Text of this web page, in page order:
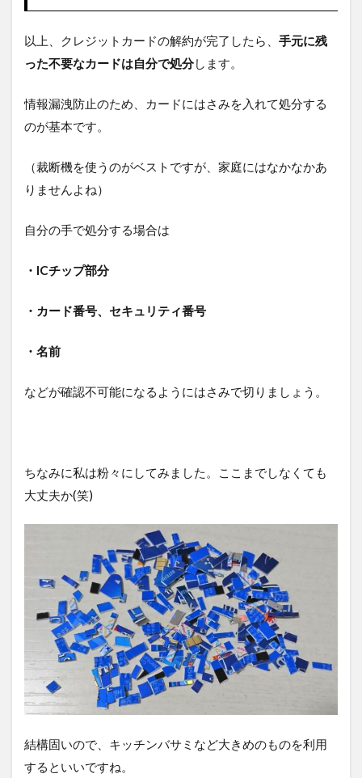
以上、クレジットカードの解約が完了したら、 手元に残
った不要なカードは自分で処分します。
情報漏洩防止のため、カードにはさみを入れて処分する
のが基本です。
（裁断機を使うのがベストですが、家庭にはなかなかあ
りませんよね）
自分の手で処分する場合は
・ICチップ部分
・カード番号、セキュリティ番号
・名前
などが確認不可能になるようにはさみで切りましょう。
ちなみに私は粉々にしてみました。ここまでしなくても
大丈夫か(笑)
結構固いので、キッチンバサミなど大きめのものを利用
するといいですね。